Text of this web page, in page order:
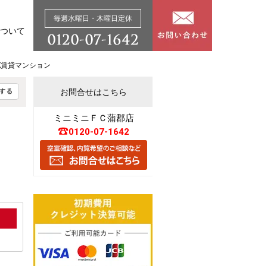
いて
毎週水曜日・木曜日定休
貸マンション
お問合せはこちら
ミニミニＦＣ蒲郡店
0120-07-1642